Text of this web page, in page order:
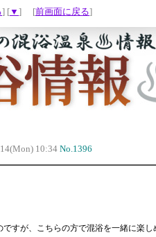
] [▼ ] [前画面に戻る]
10:34No.1396
すが、こちらの方で混浴を一緒に楽